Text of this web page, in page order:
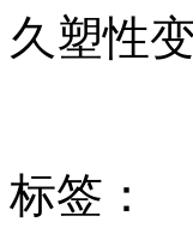
久塑性
标签：